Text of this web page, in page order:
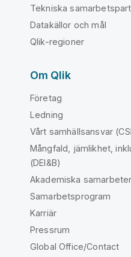
Tekniska
Datakällor och mål
Qlik-regioner
Om Qlik
Företag
Ledning
Vårt samhällsansvar
Mångfald, jämlikhet,
(DEI&B)
Akademiska
Samarbetsprogram
Karriär
Pressrum
Global Office/Contact